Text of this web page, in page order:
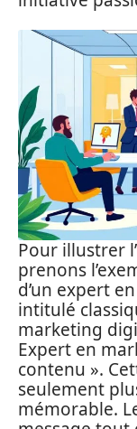
Pour illustrer
prenons
d’un expert
intitulé
marketing
Expert en
contenu ».
seulement
mémorable.